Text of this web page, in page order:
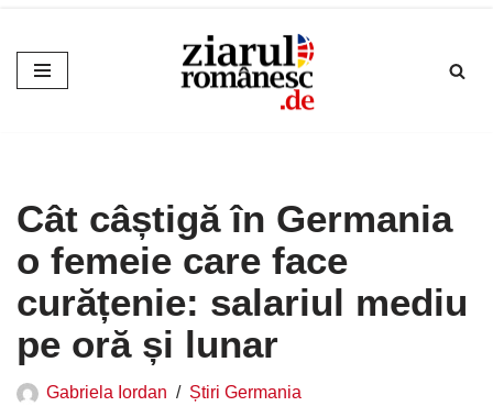
Sari
la
Cât câștigă în Germania
o femeie care face
curățenie: salariul mediu
pe oră și lunar
Gabriela Iordan Știri Germania